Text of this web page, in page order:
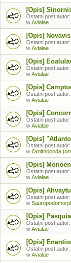
[Opis]
Ostatni post autor:
w Avialae
[Opis]
Ostatni post autor:
w Avialae
[Opis]
Ostatni post autor:
w Avialae
[Opis]
Ostatni post autor:
w Avialae
[Opis]
Ostatni post autor:
w Avialae
[Opis]
Ostatni post autor:
w Ornithopoda
[Opis]
Ostatni post autor:
w Avialae
[Opis]
Ostatni post autor:
w
[Opis]
Ostatni post autor:
w Avialae
[Opis]
Ostatni post autor:
w Avialae